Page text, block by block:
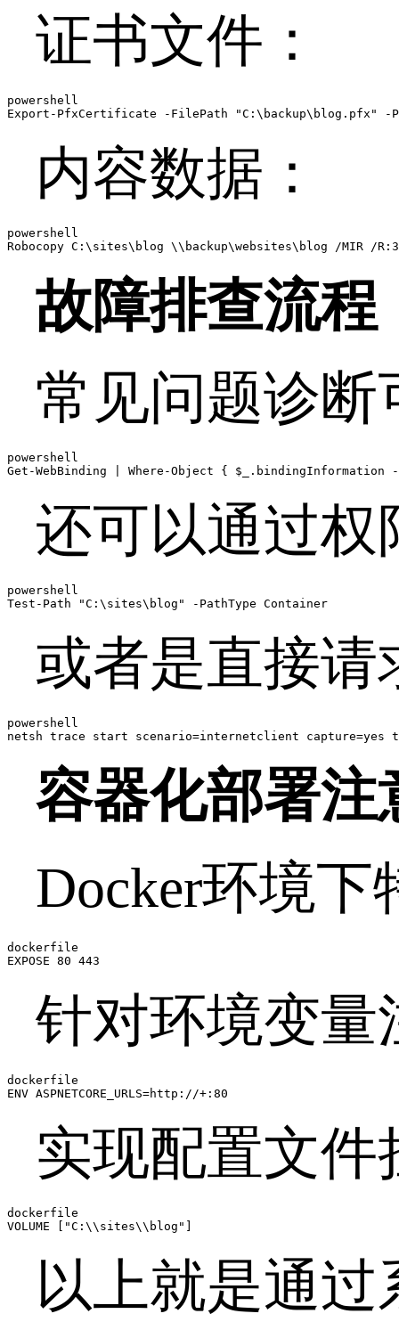
证书文件：
powershell
Export-PfxCertificate -FilePath "C:\backup\blog.pfx" -
内容数据：
powershell
Robocopy C:\sites\blog \\backup\websites\blog /MIR /
故障排查流程
常见问题诊
powershell
Get-WebBinding | Where-Object {
还可以通过权
powershell
Test-Path "C:\sites\blog" -PathType Container
或者是直接请
powershell
netsh trace start scenario=internetclient capture=yes
容器化部署注
Docker环境下
dockerfile
EXPOSE 80 443
针对环境变量
dockerfile
ENV ASPNETCORE_URLS=http://+:80
实现配置文件
dockerfile
VOLUME ["C:\\sites\\blog"]
以上就是通